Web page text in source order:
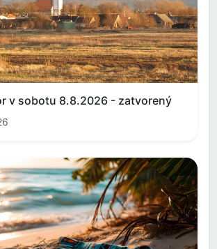
v sobotu 8.8.2026 - zatvorený